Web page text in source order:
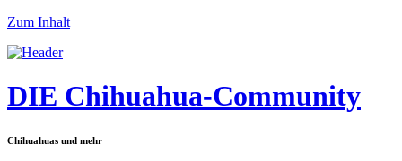
Zum Inhalt
DIE Chihuahua-Community
Chihuahuas und mehr